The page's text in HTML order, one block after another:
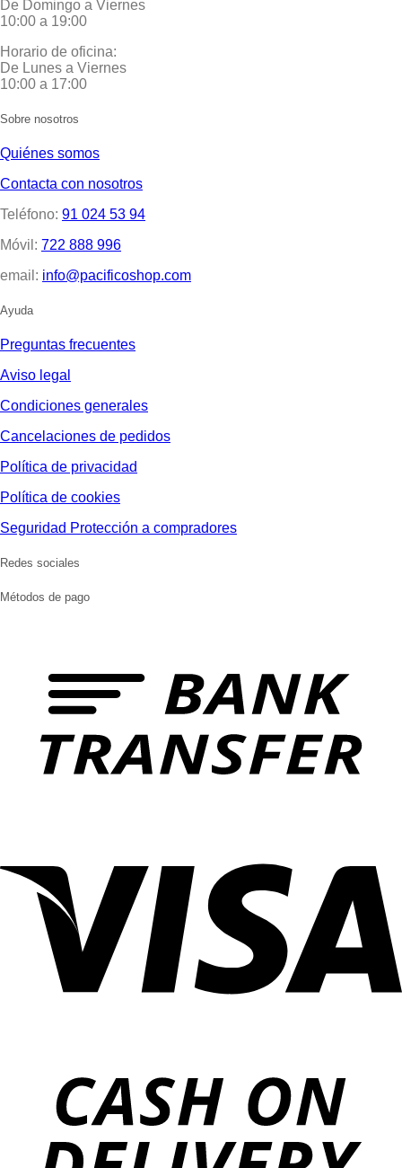
De Domingo a Viernes
10:00 a 19:00
Horario de oficina:
De Lunes a Viernes
10:00 a 17:00
Sobre nosotros
Quiénes somos
Contacta con nosotros
Teléfono: 91 024 53 94
Móvil: 722 888 996
email: info@pacificoshop.com
Ayuda
Preguntas frecuentes
Aviso legal
Condiciones generales
Cancelaciones de pedidos
Política de privacidad
Política de cookies
Seguridad Protección a compradores
Redes sociales
Métodos de pago